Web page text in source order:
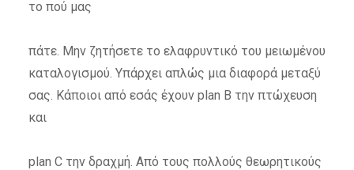
το πού μας
πάτε. Μην ζητήσετε το ελαφρυντικό του μειωμένου
καταλογισμού. Υπάρχει απλώς μια διαφορά μεταξύ
σας. Κάποιοι από εσάς έχουν plan Β την πτώχευση
και
plan C την δραχμή. Από τους πολλούς θεωρητικούς